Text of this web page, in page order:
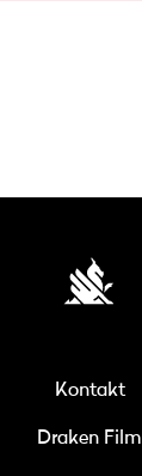
Kontakt
Draken Film